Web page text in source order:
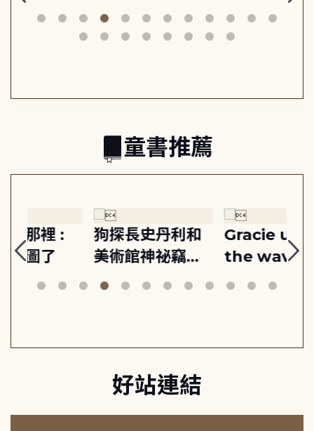
爆炸指南, 5分鐘
減輕身心壓力, 找
凡中的每個燦爛
時刻, 給匱乏世代
童書推薦
狗探長史丹利和
美術館神祕竊盜
案
Gracie under
the waves
好站連結